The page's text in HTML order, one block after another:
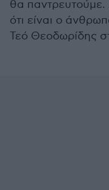
θα
ότι είναι ο
Τεό Θεοδωρίδης